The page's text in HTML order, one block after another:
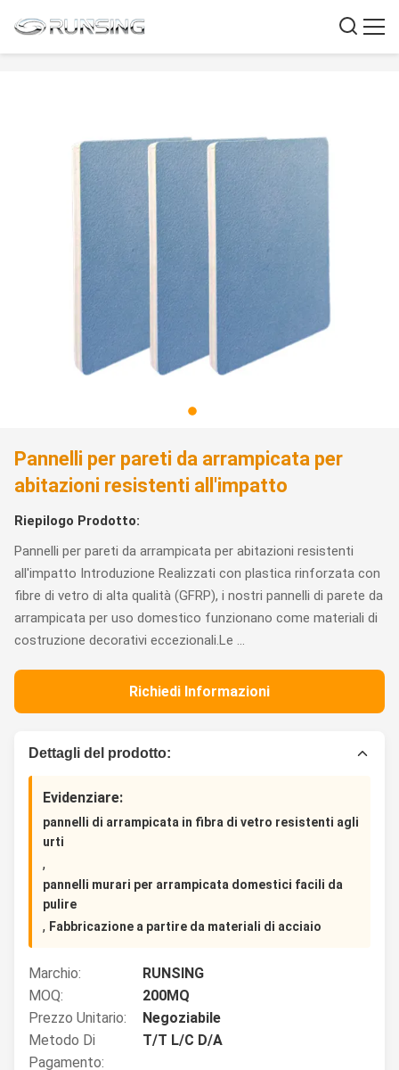
Pannelli per pareti da arrampicata per
abitazioni resistenti all'impatto
Riepilogo Prodotto:
Pannelli per pareti da arrampicata per abitazioni resistenti
all'impatto Introduzione Realizzati con plastica rinforzata con
fibre di vetro di alta qualità (GFRP), i nostri pannelli di parete da
arrampicata per uso domestico funzionano come materiali di
costruzione decorativi eccezionali.Le ...
Richiedi Informazioni
Dettagli del prodotto:
Evidenziare:
pannelli di arrampicata in fibra di vetro resistenti agli
urti
,
pannelli murari per arrampicata domestici facili da
pulire
, Fabbricazione a partire da materiali di acciaio
Marchio:
RUNSING
MOQ:
200MQ
Prezzo Unitario:
Negoziabile
Metodo Di
Pagamento:
T/T L/C D/A